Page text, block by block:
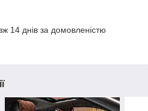
14 днів за домовленістю